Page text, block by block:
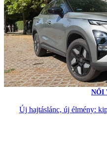
NŐI
Új hajtáslánc, új élmény: